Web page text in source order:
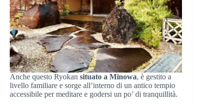
Anche questo Ryokan situato a Minowa, è gestito a
livello familiare e sorge all’interno di un antico tempio
accessibile per meditare e godersi un po’ di tranquillità.